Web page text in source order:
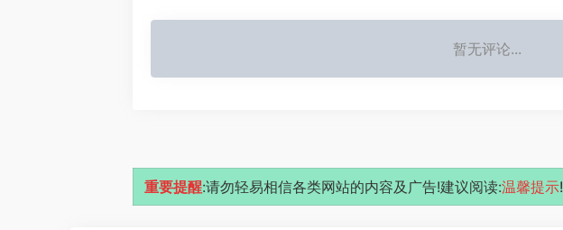
暂无评论...
重要提醒:请勿轻易相信各类网站的内容及广告!建议阅读:温馨提示!